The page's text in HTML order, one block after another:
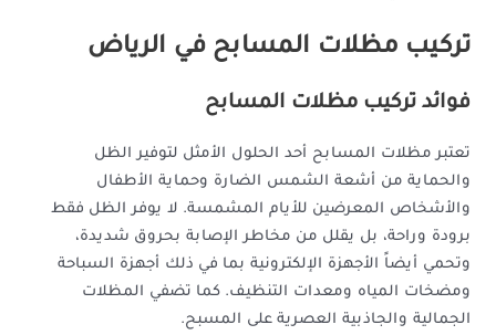
تركيب مظلات المسابح في الرياض
فوائد تركيب مظلات المسابح
تعتبر مظلات المسابح أحد الحلول الأمثل لتوفير الظل
والحماية من أشعة الشمس الضارة وحماية الأطفال
والأشخاص المعرضين للأيام المشمسة. لا يوفر الظل فقط
برودة وراحة، بل يقلل من مخاطر الإصابة بحروق شديدة،
وتحمي أيضاً الأجهزة الإلكترونية بما في ذلك أجهزة السباحة
ومضخات المياه ومعدات التنظيف. كما تضفي المظلات
الجمالية والجاذبية العصرية على المسبح.